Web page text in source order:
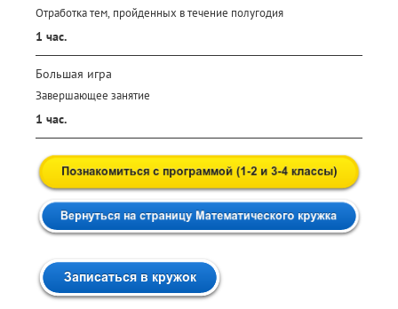
Отработка тем, пройденных в течение полугодия
1 час.
Большая игра
Завершающее занятие
1 час.